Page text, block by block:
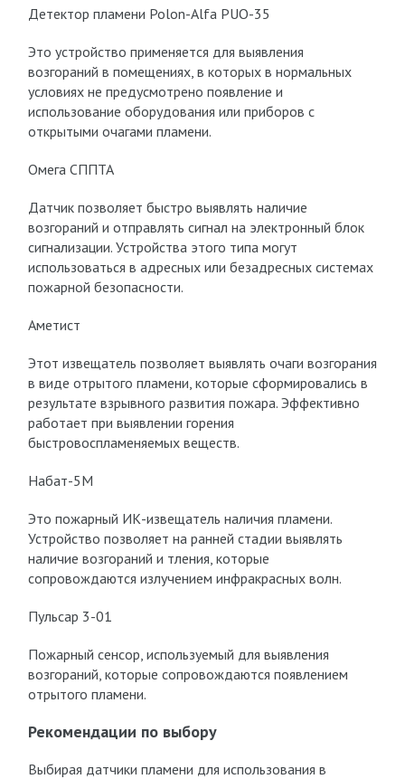
Детектор пламени Polon-Alfa PUO-35
Это устройство применяется для выявления
возгораний в помещениях, в которых в нормальных
условиях не предусмотрено появление и
использование оборудования или приборов с
открытыми очагами пламени.
Омега СППТА
Датчик позволяет быстро выявлять наличие
возгораний и отправлять сигнал на электронный блок
сигнализации. Устройства этого типа могут
использоваться в адресных или безадресных системах
пожарной безопасности.
Аметист
Этот извещатель позволяет выявлять очаги возгорания
в виде отрытого пламени, которые сформировались в
результате взрывного развития пожара. Эффективно
работает при выявлении горения
быстровоспламеняемых веществ.
Набат-5М
Это пожарный ИК-извещатель наличия пламени.
Устройство позволяет на ранней стадии выявлять
наличие возгораний и тления, которые
сопровождаются излучением инфракрасных волн.
Пульсар 3-01
Пожарный сенсор, используемый для выявления
возгораний, которые сопровождаются появлением
отрытого пламени.
Рекомендации по выбору
Выбирая датчики пламени для использования в